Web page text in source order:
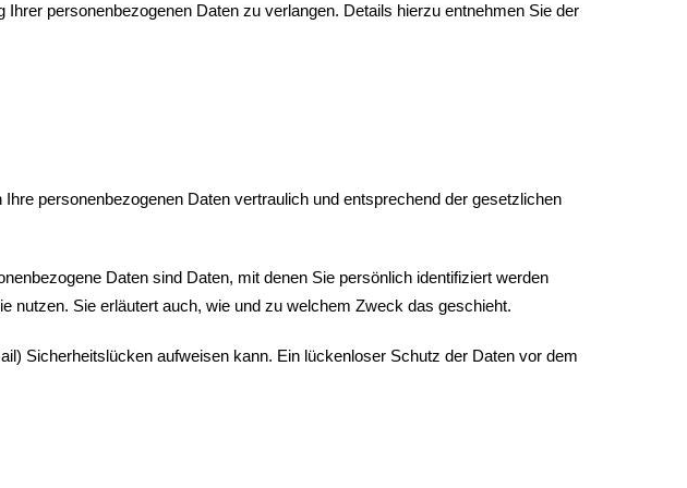
personenbezogenen Daten zu verlangen. Details hierzu entnehmen Sie der
personenbezogenen Daten vertraulich und entsprechend der gesetzlichen
Daten sind Daten, mit denen Sie persönlich identifiziert werden
nutzen. Sie erläutert auch, wie und zu welchem Zweck das geschieht.
Sicherheitslücken aufweisen kann. Ein lückenloser Schutz der Daten vor dem